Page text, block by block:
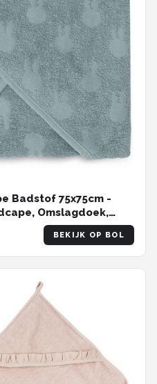
Badstof 75x75cm -
Omslagdoek,
Sea Green
BEKIJK OP BOL